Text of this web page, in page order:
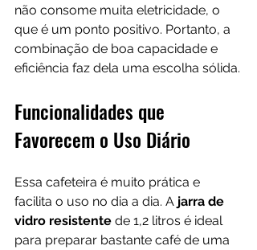
não consome muita eletricidade, o
que é um ponto positivo. Portanto, a
combinação de boa capacidade e
eficiência faz dela uma escolha sólida.
Funcionalidades que
Favorecem o Uso Diário
Essa cafeteira é muito prática e
facilita o uso no dia a dia. A jarra de
vidro resistente de 1,2 litros é ideal
para preparar bastante café de uma